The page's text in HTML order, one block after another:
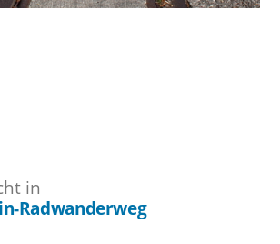
in
Radwanderweg